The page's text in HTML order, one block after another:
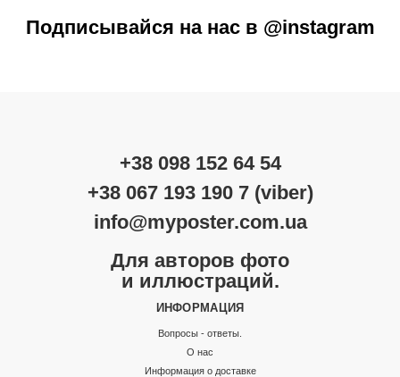
Подписывайся на нас в @instagram
+38 098 152 64 54
+38 067 193 190 7 (viber)
info@myposter.com.ua
Для авторов фото
и иллюстраций.
ИНФОРМАЦИЯ
Вопросы - ответы.
О нас
Информация о доставке